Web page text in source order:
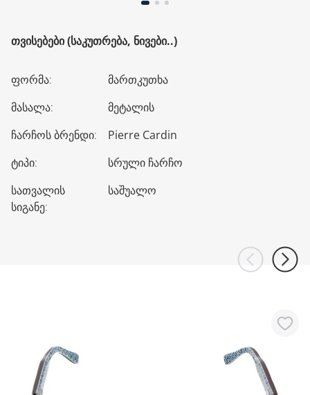
ᲗᲕᲘᲡᲔᲑᲔᲑᲘ (ᲡᲐᲙᲣᲗᲠᲔᲑᲐ, ᲜᲘᲕᲔᲑᲘ..)
ფორმა:
მართკუთხა
მასალა:
მეტალის
ჩარჩოს ბრენდი:
Pierre Cardin
ტიპი:
სრული ჩარჩო
სათვალის
სიგანე:
საშუალო